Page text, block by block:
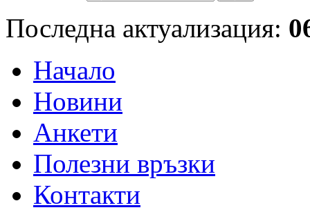
Последна актуализация:
Начало
Новини
Анкети
Полезни връзки
Контакти